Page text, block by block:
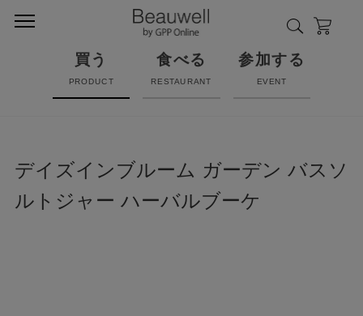
買う
PRODUCT
食べる
RESTAURANT
参加する
EVENT
デイズインブルーム ガーデン バスソ
ルトジャー ハーバルブーケ